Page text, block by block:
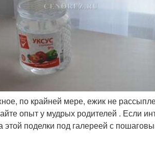
по крайней мере, ежик не
опыт у мудрых родителей . Если
этой поделки под галереей с